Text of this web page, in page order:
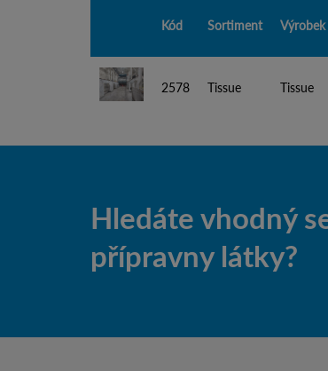
Kód Sortiment Výrobek
2578 Tissue Tissue
Hledáte vhodný
přípravny látky?